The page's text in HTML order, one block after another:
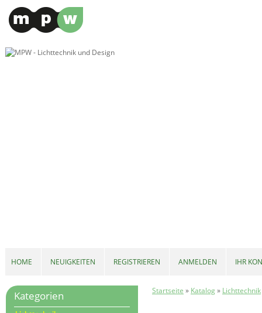
Startseite » Katalog» Lichttechnik
Kategorien
HOME NEUIGKEITEN REGISTRIEREN ANMELDEN IHR